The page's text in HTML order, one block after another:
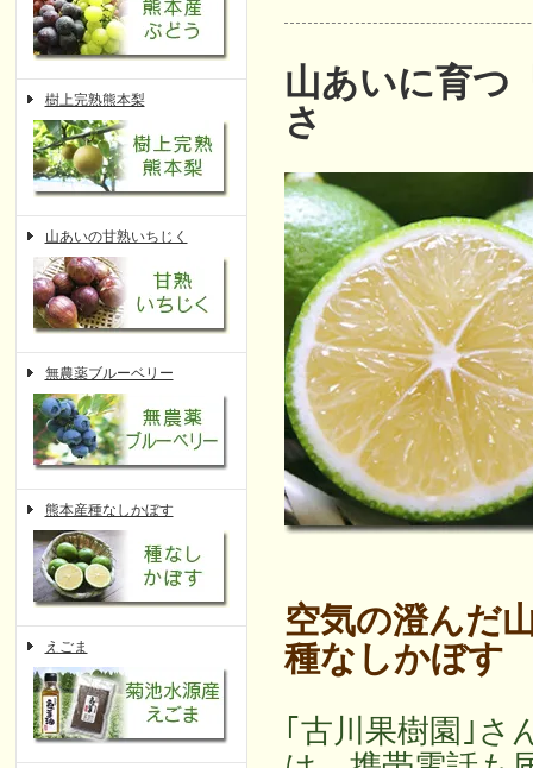
樹上完熟熊本梨
山あいの甘熟いちじく
無農薬ブルーベリー
熊本産種なしかぼす
えごま
山あいに育つ
さ
空気の澄んだ
種なしかぼす
｢古川果樹園｣さ